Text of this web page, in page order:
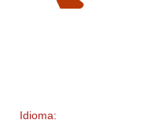
Idioma: